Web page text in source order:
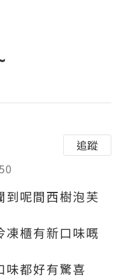
追蹤
到呢間西樹泡芙
凍櫃有新口味嘅
味都好有驚喜